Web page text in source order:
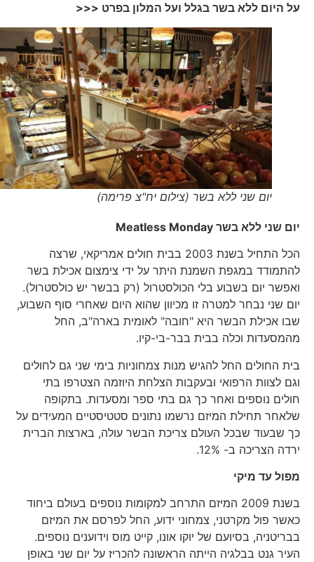
על היום ללא בשר בגלל ועל המלון בפרט <<<
יום שני ללא בשר (צילום יח"צ פרימה)
יום שני ללא בשרMeatless Monday
הכל התחיל בשנת 2003 בבית חולים אמריקאי, שרצה
להתמודד במגפת השמנת היתר על ידי צימצום אכילת בשר
ואפשר יום בשבוע בלי הכולסטרול (רק בבשר יש כולסטרול).
יום שני נבחר למטרה זו מכיוון שהוא היום שאחרי סוף השבוע,
שבו אכילת הבשר היא "חובה" לאומית בארה"ב, החל
מהמסעדות וכלה בבית בבר-בי-קיו.
בית החולים החל להגיש מנות צמחוניות בימי שני גם לחולים
וגם לצוות הרפואי ובעקבות הצלחת היוזמה הצטרפו בתי
חולים נוספים ואחר כך גם בתי ספר ומסעדות. בתקופה
שלאחר תחילת המיזם נרשמו נתונים סטטיסטיים המעידים על
כך שבעוד שבכל העולם צריכת הבשר עולה, בארצות הברית
ירדה הצריכה ב- 12%.
מפול עד מיקי
בשנת 2009 המיזם התרחב למקומות נוספים בעולם ביחוד
כאשר פול מקרטני, צמחוני ידוע, החל לפרסם את המיזם
בבריטניה, בסיועם של יוקו אונו, קייט מוס וידוענים נוספים.
העיר גנט בבלגיה הייתה הראשונה להכריז על יום שני באופן